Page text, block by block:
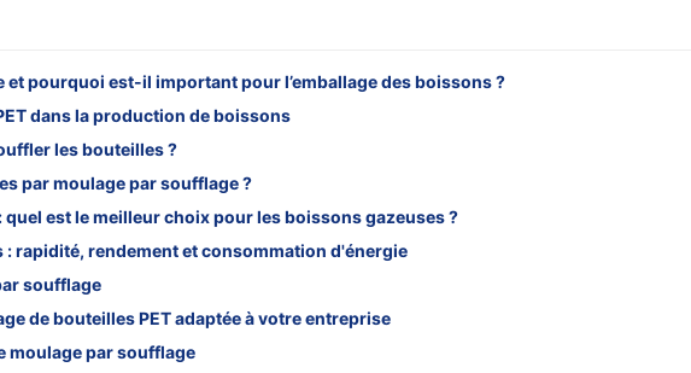
et pourquoi est-il important pour l’emballage des boissons ?
dans la production de boissons
les bouteilles ?
par moulage par soufflage ?
est le meilleur choix pour les boissons gazeuses ?
rapidité, rendement et consommation d'énergie
soufflage
de bouteilles PET adaptée à votre entreprise
moulage par soufflage